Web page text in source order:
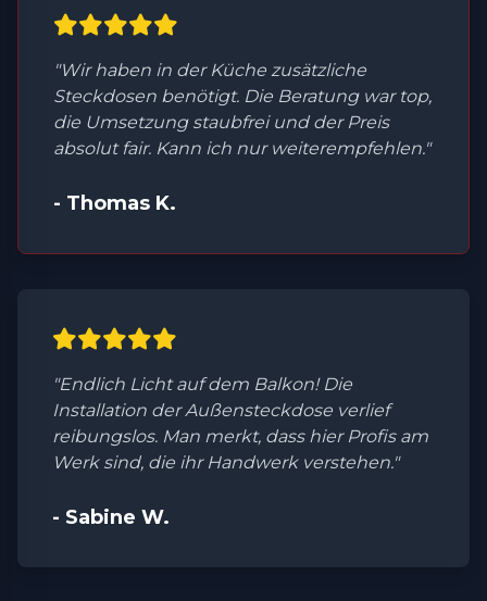
"Wir haben in der Küche zusätzliche
Steckdosen benötigt. Die Beratung war top,
die Umsetzung staubfrei und der Preis
absolut fair. Kann ich nur weiterempfehlen."
- Thomas K.
"Endlich Licht auf dem Balkon! Die
Installation der Außensteckdose verlief
reibungslos. Man merkt, dass hier Profis am
Werk sind, die ihr Handwerk verstehen."
- Sabine W.